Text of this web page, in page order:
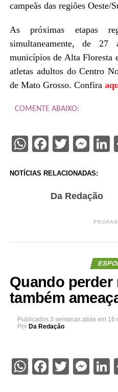
campeãs das regiões Oeste/
As próximas etapas
simultaneamente, de
municípios de Alta Floresta
atletas adultos do Centro
de Mato Grosso. Confira
COMENTE ABAIXO:
WhatsApp
Facebook
NOTÍCIAS RELACIONADAS:
Da Redação
Quando perder
também
Publicados 3 semanas atrás em 16
Por Da Redação
WhatsApp
Facebook